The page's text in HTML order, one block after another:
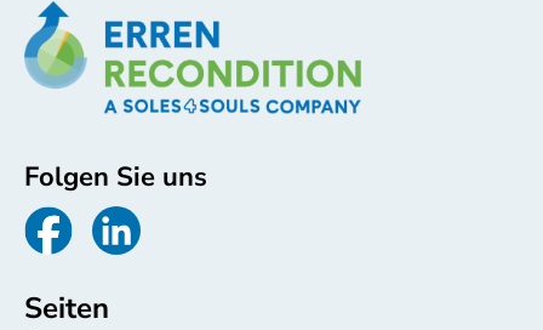
Folgen Sie uns
Seiten